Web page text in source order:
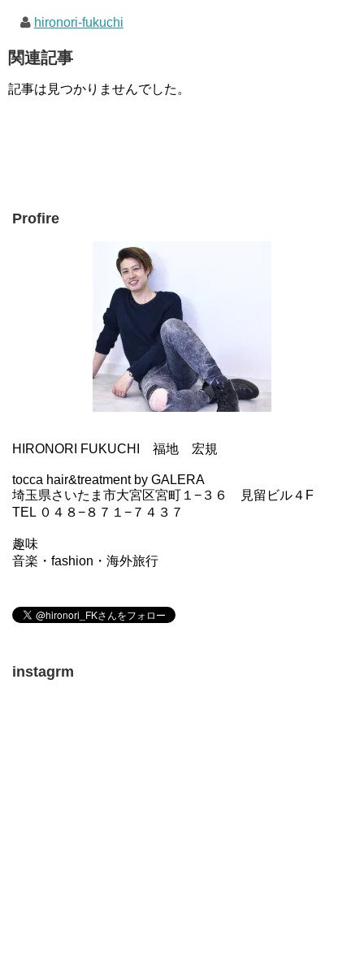
hironori-fukuchi
関連記事
記事は見つかりませんでした。
Profire
HIRONORI FUKUCHI 福地 宏規
tocca hair&treatment by GALERA
埼玉県さいたま市大宮区宮町１−３６ 見留ビル４F
TEL ０４８−８７１−７４３７
趣味
音楽・fashion・海外旅行
instagrm